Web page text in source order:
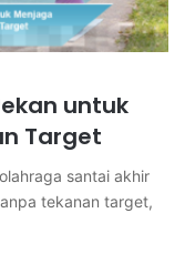
untuk
Target
santai akhir
tekanan target,